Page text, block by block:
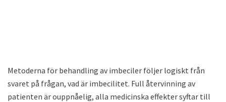
Metoderna för behandling av imbeciler följer logiskt från
svaret på frågan, vad är imbecilitet. Full återvinning av
patienten är ouppnåelig, alla medicinska effekter syftar till